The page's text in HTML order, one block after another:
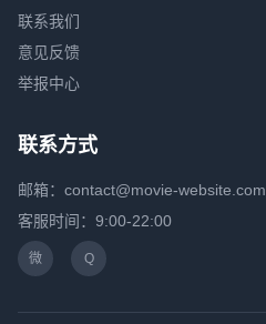
联系我们
意见反馈
举报中心
联系方式
邮箱：contact@movie-website.com
客服时间：9:00-22:00
微 Q